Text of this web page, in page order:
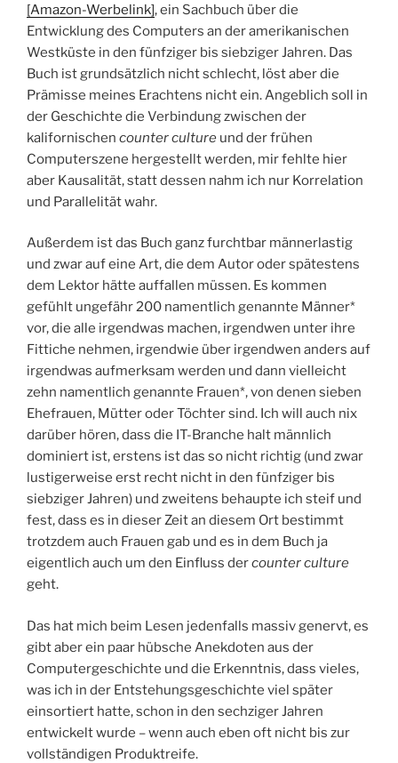
[Amazon-Werbelink], ein Sachbuch über die
Entwicklung des Computers an der amerikanischen
Westküste in den fünfziger bis siebziger Jahren. Das
Buch ist grundsätzlich nicht schlecht, löst aber die
Prämisse meines Erachtens nicht ein. Angeblich soll in
der Geschichte die Verbindung zwischen der
kalifornischen counter culture und der frühen
Computerszene hergestellt werden, mir fehlte hier
aber Kausalität, statt dessen nahm ich nur Korrelation
und Parallelität wahr.
Außerdem ist das Buch ganz furchtbar männerlastig
und zwar auf eine Art, die dem Autor oder spätestens
dem Lektor hätte auffallen müssen. Es kommen
gefühlt ungefähr 200 namentlich genannte Männer*
vor, die alle irgendwas machen, irgendwen unter ihre
Fittiche nehmen, irgendwie über irgendwen anders auf
irgendwas aufmerksam werden und dann vielleicht
zehn namentlich genannte Frauen*, von denen sieben
Ehefrauen, Mütter oder Töchter sind. Ich will auch nix
darüber hören, dass die IT-Branche halt männlich
dominiert ist, erstens ist das so nicht richtig (und zwar
lustigerweise erst recht nicht in den fünfziger bis
siebziger Jahren) und zweitens behaupte ich steif und
fest, dass es in dieser Zeit an diesem Ort bestimmt
trotzdem auch Frauen gab und es in dem Buch ja
eigentlich auch um den Einfluss dercounter culture
geht.
Das hat mich beim Lesen jedenfalls massiv genervt, es
gibt aber ein paar hübsche Anekdoten aus der
Computergeschichte und die Erkenntnis, dass vieles,
was ich in der Entstehungsgeschichte viel später
einsortiert hatte, schon in den sechziger Jahren
entwickelt wurde – wenn auch eben oft nicht bis zur
vollständigen Produktreife.